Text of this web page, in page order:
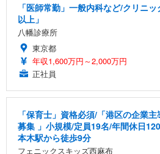
「医師常勤」一般内科など/クリニ
以上」
八幡診療所
東京都
年収1,600万円～2,000万円
正社員
「保育士」資格必須/「港区の企業
募集 」小規模/定員19名/年間休日
本木駅から徒歩9分
フェニックスキッズ西麻布